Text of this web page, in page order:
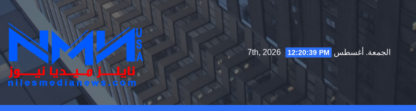
to
الجمعة. أغسطس 7th, 2026
12:20:40 PM